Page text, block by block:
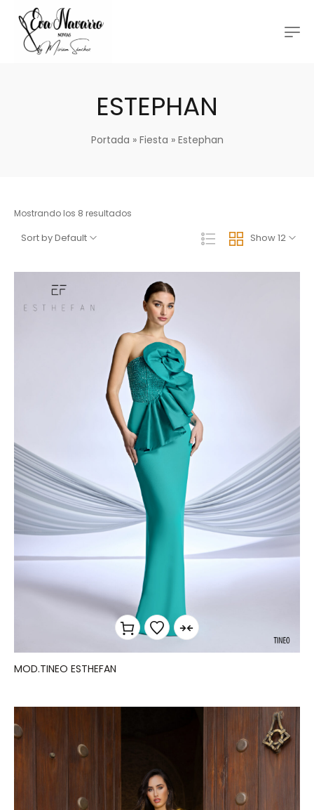
ESTEPHAN
Portada » Fiesta » Estephan
Mostrando los 8 resultados
Show 12
Sort by Default
MOD.TINEO ESTHEFAN